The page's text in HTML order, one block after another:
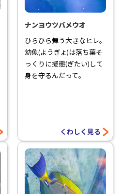
ナンヨウツバメウオ
ひらひら舞う大きなヒレ。
幼魚(ようぎょ)は落ち葉そ
っくりに擬態(ぎたい)して
身を守るんだって。
くわしく見る